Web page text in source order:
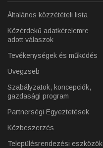
Általános közzétételi lista
Közérdekű adatkérelemre
adott válaszok
Tevékenységek és működés
Üvegzseb
Szabályzatok, koncepciók,
gazdasági program
Partnerségi Egyeztetések
Közbeszerzés
Településrendezési eszközök